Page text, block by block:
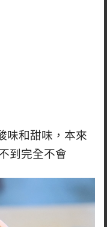
味和甜味，本來
到完全不會